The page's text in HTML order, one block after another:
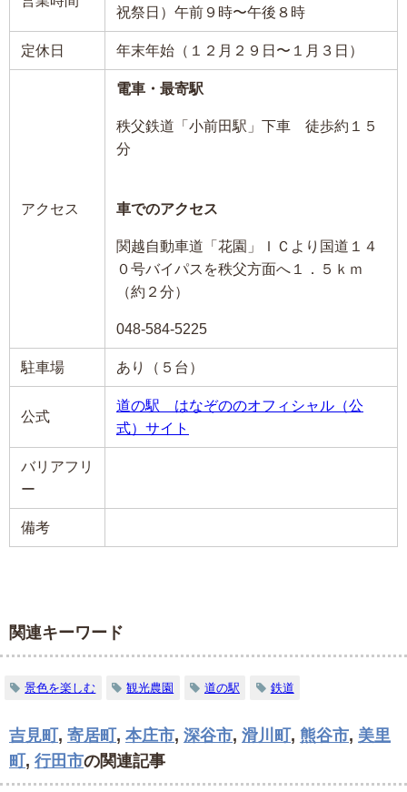
祝祭日）午前９時〜午後８時
定休日 年末年始（１２月２９日〜１月３日）
アクセス
電車・最寄駅
秩父鉄道「小前田駅」下車 徒歩約１５
分
車でのアクセス
関越自動車道「花園」ＩＣより国道１４
０号バイパスを秩父方面へ１．５ｋｍ
（約２分）
048-584-5225
駐車場 あり（５台）
公式
道の駅 はなぞののオフィシャル（公
式）サイト
バリアフリ
ー
備考
関連キーワード
景色を楽しむ 観光農園 道の駅 鉄道
吉見町 , 寄居町 , 本庄市, 深谷市, 滑川町 , 熊谷市, 美里
町 , 行田市の関連記事